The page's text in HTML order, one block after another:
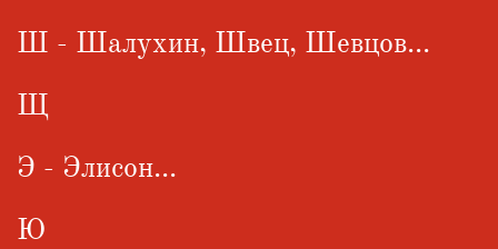
Ш - Шалухин, Швец, Шевцов...
Щ
Э - Элисон...
Ю